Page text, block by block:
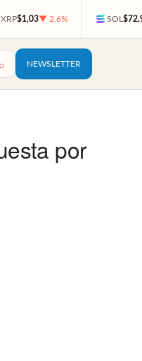
XRP$1,03▼ 2,6% SOL
⌕ NEWSLETTER
por